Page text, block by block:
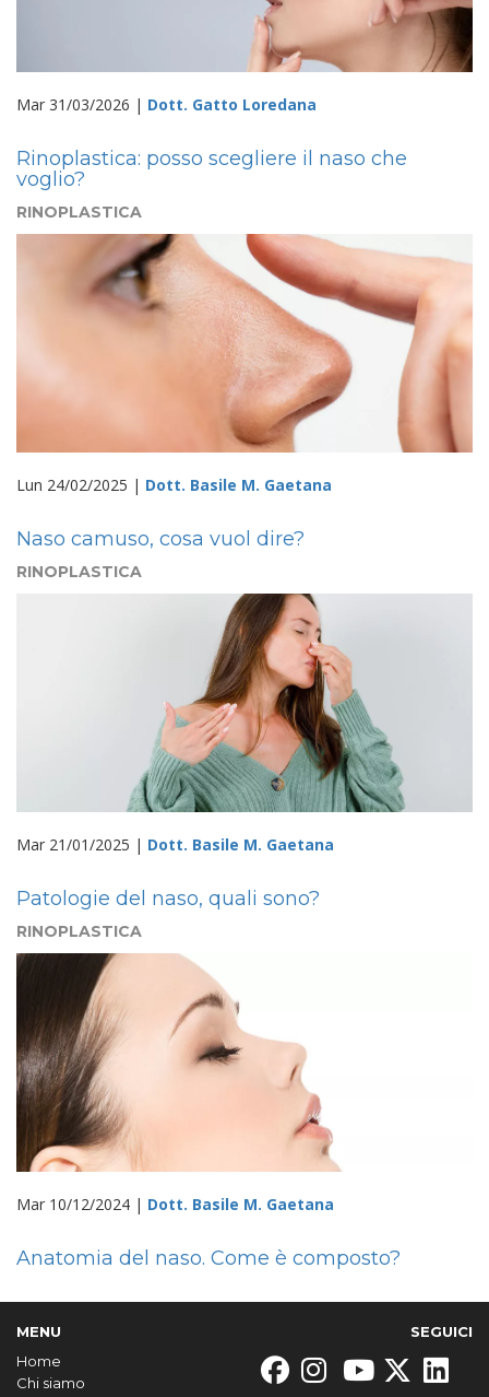
Mar 31/03/2026 | Dott. Gatto Loredana
Rinoplastica: posso scegliere il naso che
voglio?
RINOPLASTICA
Lun 24/02/2025 | Dott. Basile M. Gaetana
Naso camuso, cosa vuol dire?
RINOPLASTICA
Mar 21/01/2025 | Dott. Basile M. Gaetana
Patologie del naso, quali sono?
RINOPLASTICA
Mar 10/12/2024 | Dott. Basile M. Gaetana
Anatomia del naso. Come è composto?
MENU
Home
Chi siamo
SEGUICI